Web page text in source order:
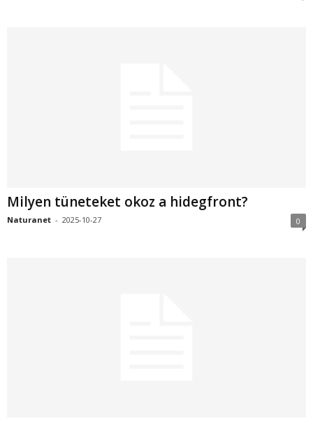
Milyen tüneteket okoz a hidegfront?
Naturanet - 2025-10-27 0